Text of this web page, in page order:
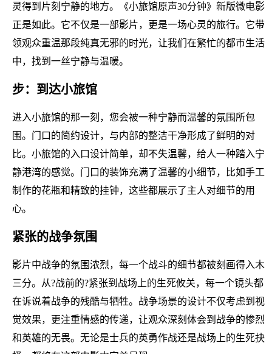
灵得到片刻宁静的地方。《小旅馆原声30分钟》新版微电影
正是如此。它不仅是一部影片，更是一场心灵的旅行。它带
领观众重温那段纯真无邪的时光，让我们在繁忙的都市生活
中，找到一丝宁静与温暖。
步：到达小旅馆
进入小旅馆的那一刻，您会被一种宁静而温馨的氛围所包
围。门口的简约设计，与内部的整洁干净形成了鲜明的对
比。小旅馆的入口设计简单，却不失温馨，给人一种踏入宁
静港湾的感觉。门口的装饰充满了温馨的小细节，比如手工
制作的花瓶和精致的挂钟，这些都展示了主人对细节的用
心。
紧张的战争氛围
影片中战争的氛围浓烈，每一个战斗的细节都被刻画得入木
三分。从?战前的?紧张到战场上的生死攸关，每一个镜头都
在诉说着战争的残酷与牺牲。战争场景的设计不仅考虑到视
觉效果，更注重情感的传递，让观众深刻体会到战争的惨烈
和英雄的无畏。无论是士兵的英勇作战还是战场上的生死抉